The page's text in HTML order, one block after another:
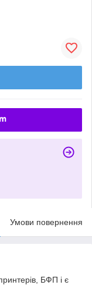
Умови повернення
БФП і є